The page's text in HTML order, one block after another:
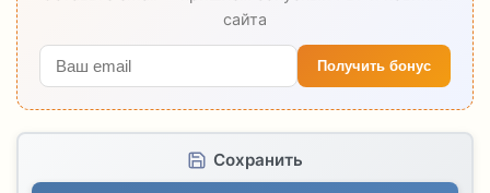
сайта
Получить бонус
Сохранить